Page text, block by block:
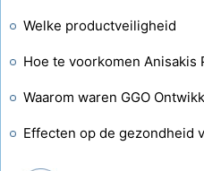
Welke productveiligheid
Hoe te voorkomen Anisakis
Waarom waren GGO
Effecten op de gezondheid